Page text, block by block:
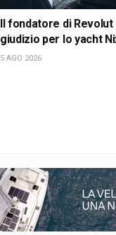
Il fondatore di
giudizio per lo yacht
5 AGO 2026